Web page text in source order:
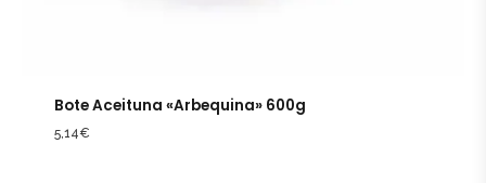
Bote Aceituna «Arbequina» 600g
5,14€